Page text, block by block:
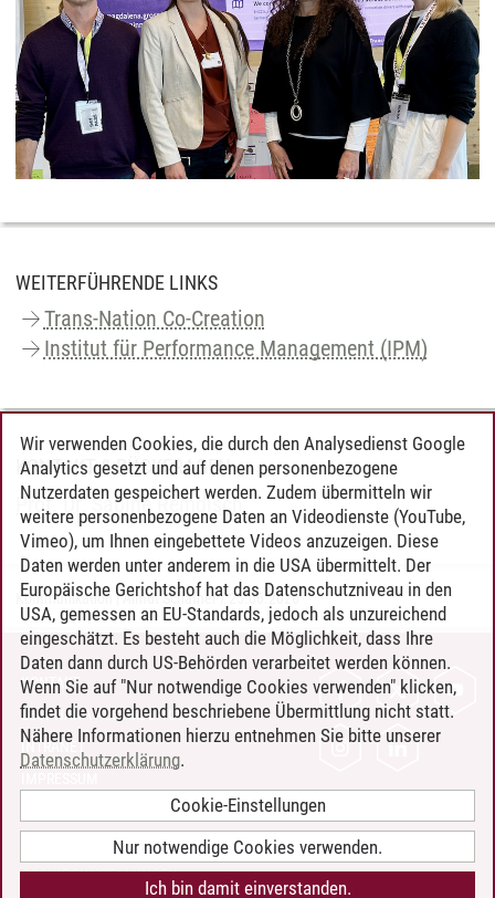
WEITERFÜHRENDE LINKS
Trans-Nation Co-Creation
Institut für Performance Management (IPM)
KONTAKT & RÜCKFRAGEN
Prof. Dr. Sabine Remdisch
Kommunikation | Almut Schafner/ 25.06.2026
KONTAKT
LEUPHANA ALS ARBEITGEBER
INTRANET
BARRIEREFREIHEIT
COOKIE-EINSTELLUNGEN
Wir verwenden Cookies, die durch den Analysedienst Google
Analytics gesetzt und auf denen personenbezogene
Nutzerdaten gespeichert werden. Zudem übermitteln wir
weitere personenbezogene Daten an Videodienste (YouTube,
Vimeo), um Ihnen eingebettete Videos anzuzeigen. Diese
Daten werden unter anderem in die USA übermittelt. Der
Europäische Gerichtshof hat das Datenschutzniveau in den
USA, gemessen an EU-Standards, jedoch als unzureichend
eingeschätzt. Es besteht auch die Möglichkeit, dass Ihre
Daten dann durch US-Behörden verarbeitet werden können.
Wenn Sie auf "Nur notwendige Cookies verwenden" klicken,
findet die vorgehend beschriebene Übermittlung nicht statt.
Nähere Informationen hierzu entnehmen Sie bitte unserer
Datenschutzerklärung.
Cookie-Einstellungen
Nur notwendige Cookies verwenden.
Ich bin damit einverstanden.